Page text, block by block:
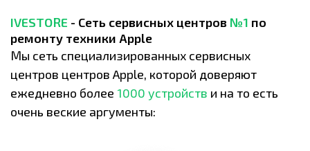
IVESTORE - Сеть сервисных центров №1 по
ремонту техники Apple
Мы сеть специализированных сервисных
центров центров Apple, которой доверяют
ежедневно более 1000 устройств и на то есть
очень веские аргументы: